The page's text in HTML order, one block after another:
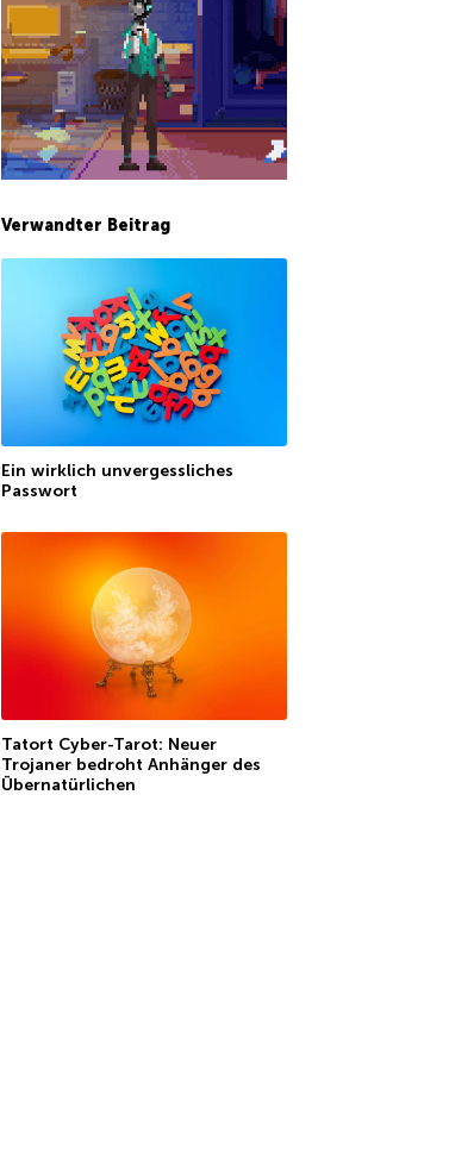
Verwandter Beitrag
Ein wirklich unvergessliches
Passwort
Tatort Cyber-Tarot: Neuer
Trojaner bedroht Anhänger des
Übernatürlichen